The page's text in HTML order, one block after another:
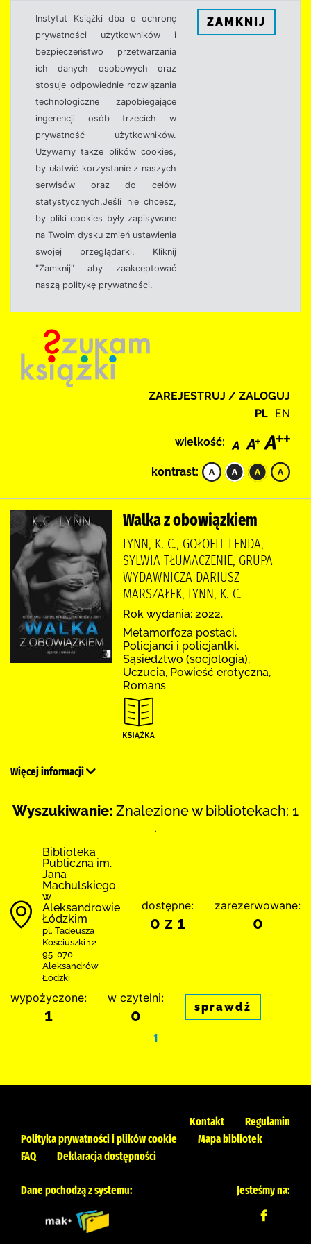
Instytut Książki dba o ochronę
prywatności użytkowników i
bezpieczeństwo przetwarzania
ich danych osobowych oraz
stosuje odpowiednie rozwiązania
technologiczne zapobiegające
ingerencji osób trzecich w
prywatność użytkowników.
Używamy także plików cookies,
by ułatwić korzystanie z naszych
serwisów oraz do celów
statystycznych.Jeśli nie chcesz,
by pliki cookies były zapisywane
na Twoim dysku zmień ustawienia
swojej przeglądarki. Kliknij
"Zamknij" aby zaakceptować
naszą politykę prywatności.
ZAMKNIJ
ZAREJESTRUJ / ZALOGUJ
PL EN
wielkość:
kontrast:
Walka z obowiązkiem
LYNN, K. C., GOŁOFIT-LENDA,
SYLWIA TŁUMACZENIE, GRUPA
WYDAWNICZA DARIUSZ
MARSZAŁEK, LYNN, K. C.
Rok wydania: 2022.
Metamorfoza postaci,
Policjanci i policjantki,
Sąsiedztwo (socjologia),
Uczucia, Powieść erotyczna,
Romans
Więcej informacji
Wyszukiwanie: Znalezione w bibliotekach: 1
.
Biblioteka
Publiczna im.
Jana
Machulskiego
w
Aleksandrowie
Łódzkim
pl. Tadeusza
Kościuszki 12
95-070
Aleksandrów
Łódzki
dostępne:
0 z 1
zarezerwowane:
0
wypożyczone:
1
w czytelni:
0 sprawdź
1
Kontakt
Regulamin
Polityka prywatności i plików cookie
Mapa bibliotek
FAQ
Deklaracja dostępności
Dane pochodzą z systemu: Jesteśmy na: